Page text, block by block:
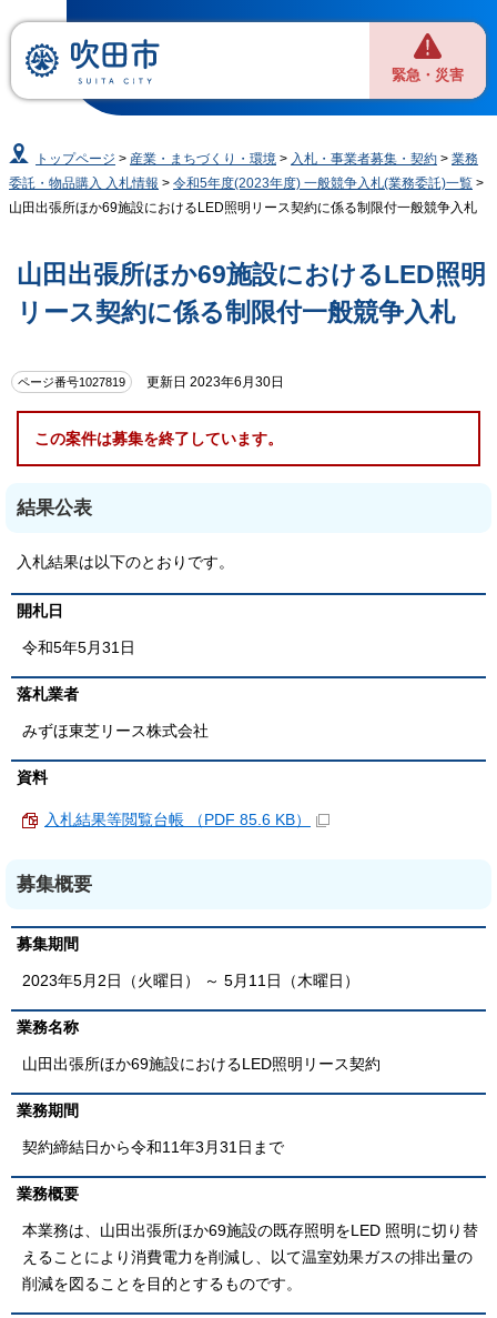
緊急・災害
トップページ > 産業・まちづくり・環境 > 入札・事業者募集・契約 >業務
委託・物品購入 入札情報 > 令和5年度(2023年度) 一般競争入札(業務委託)一覧 >
山田出張所ほか69施設におけるLED照明リース契約に係る制限付一般競争入札
山田出張所ほか69施設におけるLED照明
リース契約に係る制限付一般競争入札
ページ番号1027819 更新日 2023年6月30日
この案件は募集を終了しています。
結果公表
入札結果は以下のとおりです。
開札日
令和5年5月31日
落札業者
みずほ東芝リース株式会社
資料
入札結果等閲覧台帳 （PDF 85.6 KB）
募集概要
募集期間
2023年5月2日（火曜日） ～ 5月11日（木曜日）
業務名称
山田出張所ほか69施設におけるLED照明リース契約
業務期間
契約締結日から令和11年3月31日まで
業務概要
本業務は、山田出張所ほか69施設の既存照明をLED 照明に切り替
えることにより消費電力を削減し、以て温室効果ガスの排出量の
削減を図ることを目的とするものです。